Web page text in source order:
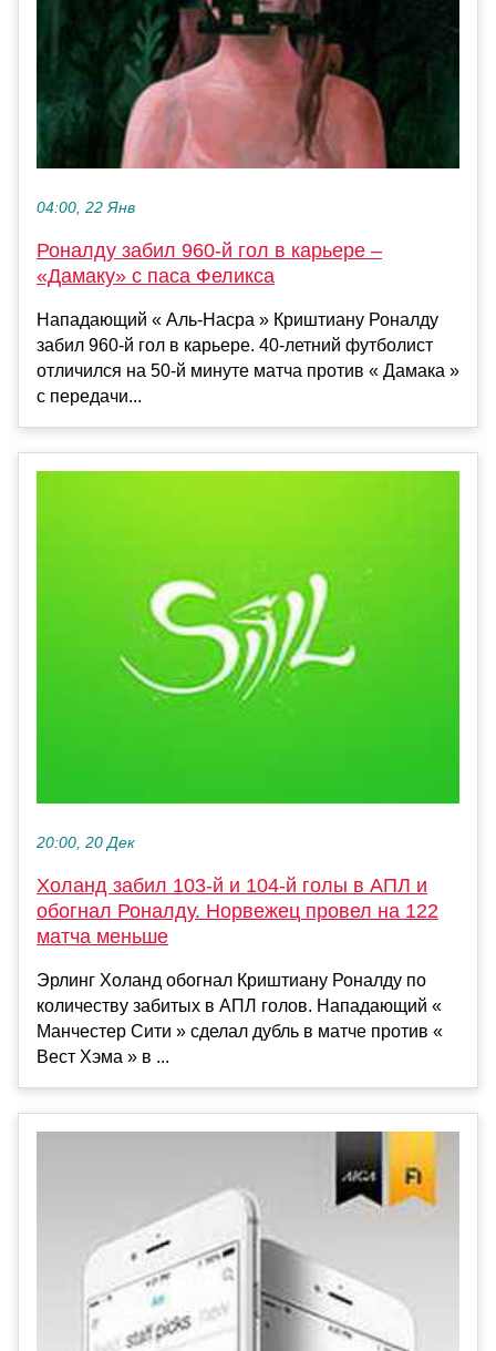
04:00, 22 Янв
Роналду забил 960-й гол в карьере –
«Дамаку» с паса Феликса
Нападающий « Аль-Насра » Криштиану Роналду
забил 960-й гол в карьере. 40-летний футболист
отличился на 50-й минуте матча против « Дамака »
с передачи...
20:00, 20 Дек
Холанд забил 103-й и 104-й голы в АПЛ и
обогнал Роналду. Норвежец провел на 122
матча меньше
Эрлинг Холанд обогнал Криштиану Роналду по
количеству забитых в АПЛ голов. Нападающий «
Манчестер Сити » сделал дубль в матче против «
Вест Хэма » в ...